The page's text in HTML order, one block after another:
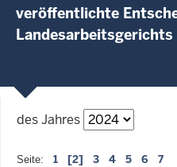
veröffentlichte
des Jahres
Seite: 1 [2] 3 4 5 6 7